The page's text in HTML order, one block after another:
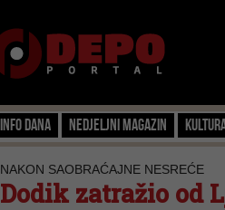
Info dana Nedjeljni magazin
NAKON SAOBRAĆAJNE NESREĆE
Dodik zatražio od